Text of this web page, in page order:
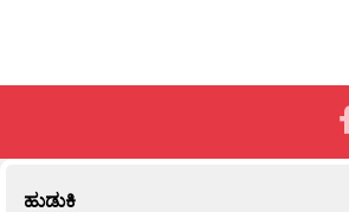
ಹುಡುಕಿ